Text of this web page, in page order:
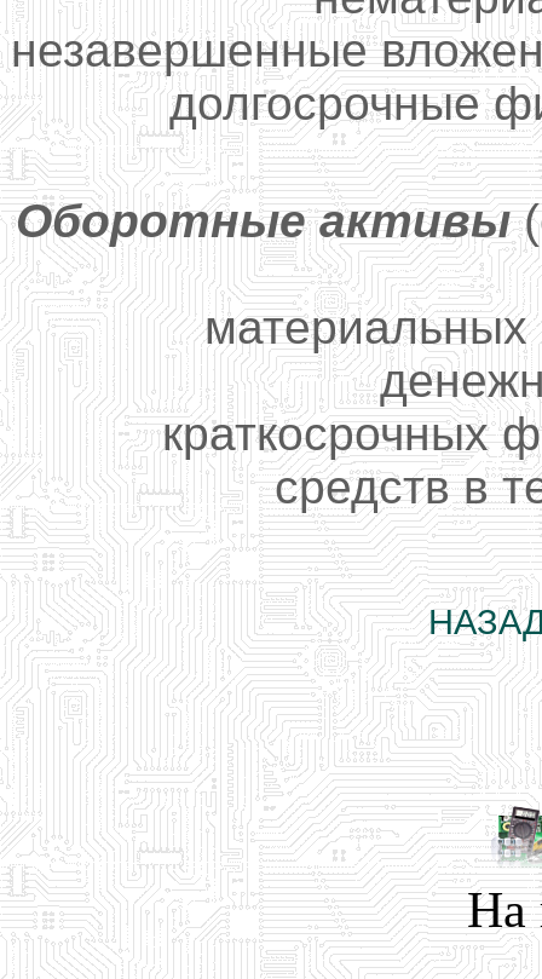
незавершенные
долгосрочные
Оборотные активы
материальных
краткосрочных
средств в
На